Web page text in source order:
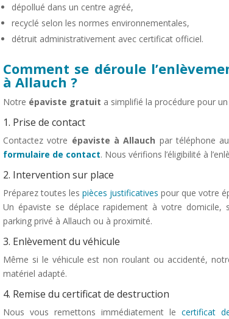
dépollué dans un centre agréé,
recyclé selon les normes environnementales,
détruit administrativement avec certificat officiel.
Comment se déroule
à Allauch ?
Notre épaviste gratuit a simplifié la procédure pour
1. Prise de contact
Contactez votre épaviste à Allauch par téléphone au
formulaire de contact. Nous vérifions l’éligibilité à
2. Intervention sur place
Préparez toutes les pièces justificatives pour que votre
Un épaviste se déplace rapidement à votre domicile,
parking privé à Allauch ou à proximité.
3. Enlèvement du véhicule
Même si le véhicule est non roulant ou accidenté,
matériel adapté.
4. Remise du certificat de destruction
Nous vous remettons immédiatement le certificat